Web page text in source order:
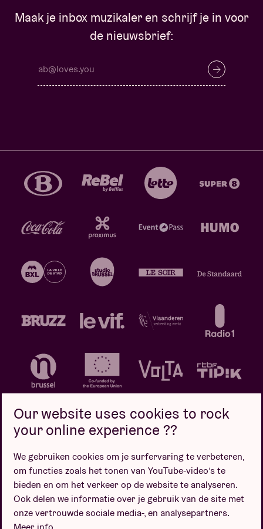
Maak je inbox muzikaler en schrijf je in voor
de nieuwsbrief:
Privacybeleid Cookiebeleid
Verkoopsvoorwaarden
Design door
Our website uses cookies to rock
your online experience ??
We gebruiken cookies om je surfervaring te verbeteren,
om functies zoals het tonen van YouTube-video’s te
bieden en om het verkeer op de website te analyseren.
Ook delen we informatie over je gebruik van de site met
onze vertrouwde sociale media-, en analysepartners.